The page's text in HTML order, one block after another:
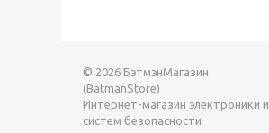
© 2026 БэтмэнМагазин
(BatmanStore)
Интернет-магазин электроники и
систем безопасности